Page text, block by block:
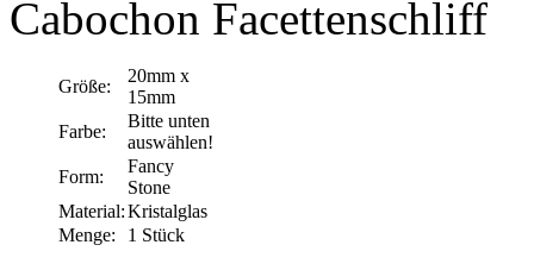
Cabochon Facettenschliff
Größe:
20mm x
15mm
Farbe:
Bitte unten
auswählen!
Form:
Fancy
Stone
Material:Kristalglas
Menge:
1 Stück